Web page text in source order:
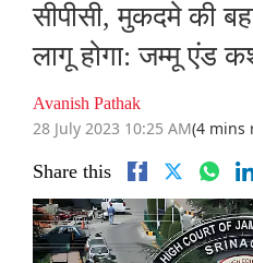
सीपीसी, मुकदमे की
लागू होगा: जम्मू एंड
Avanish Pathak
28 July 2023 10:25 AM(4 mins
Share this